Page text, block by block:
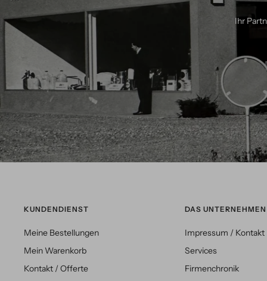
Ihr
KUNDENDIENST
Meine Bestellungen
Mein Warenkorb
Kontakt / Offerte
DAS UNTERNEHMEN
Impressum / Kontakt
Services
Firmenchronik